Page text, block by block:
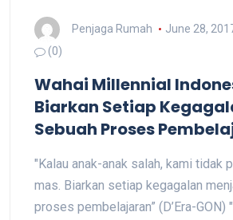
Penjaga Rumah June 28,
(0)
Wahai Millennial
Biarkan Setiap
Sebuah Proses
"Kalau anak-anak salah, kami tidak
mas. Biarkan setiap kegagalan
proses pembelajaran” (D’Era-GON)